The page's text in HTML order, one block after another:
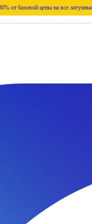
цены на все латунные изделия!!!